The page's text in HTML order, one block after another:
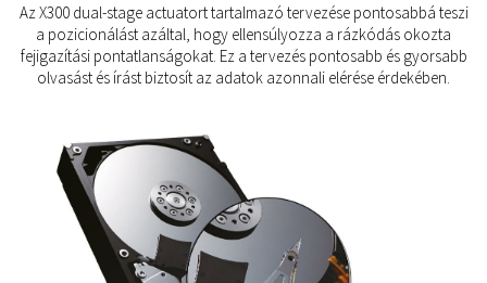
Az X300 dual-stage actuatort tartalmazó tervezése pontosabbá teszi
a pozicionálást azáltal, hogy ellensúlyozza a rázkódás okozta
fejigazítási pontatlanságokat. Ez a tervezés pontosabb és gyorsabb
olvasást és írást biztosít az adatok azonnali elérése érdekében.